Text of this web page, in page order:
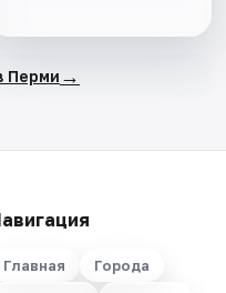
Перми →
Главная
Города